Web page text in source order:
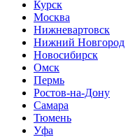
Курск
Москва
Нижневартовск
Нижний Новгород
Новосибирск
Омск
Пермь
Ростов-на-Дону
Самара
Тюмень
Уфа